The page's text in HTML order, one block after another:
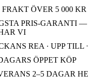
ÖVER 5 000 KR
PRIS-GARANTI —
VI
REA · UPP TILL
ÖPPET KÖP
2–5 DAGAR